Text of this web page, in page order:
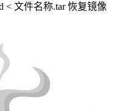
< 文件名称.tar 恢复镜像